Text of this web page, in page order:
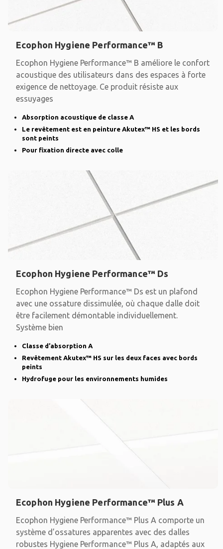
Ecophon Hygiene Performance™ B
Ecophon Hygiene Performance™ B améliore le confort
acoustique des utilisateurs dans des espaces à forte
exigence de nettoyage. Ce produit résiste aux
essuyages
Absorption acoustique de classe A
Le revêtement est en peinture Akutex™ HS et les bords
sont peints
Pour fixation directe avec colle
Ecophon Hygiene Performance™ Ds
Ecophon Hygiene Performance™ Ds est un plafond
avec une ossature dissimulée, où chaque dalle doit
être facilement démontable individuellement.
Système bien
Classe d’absorption A
Revêtement Akutex™ HS sur les deux faces avec bords
peints
Hydrofuge pour les environnements humides
Ecophon Hygiene Performance™ Plus A
Ecophon Hygiene Performance™ Plus A comporte un
système d’ossatures apparentes avec des dalles
robustes Hygiene Performance™ Plus A, adaptés aux